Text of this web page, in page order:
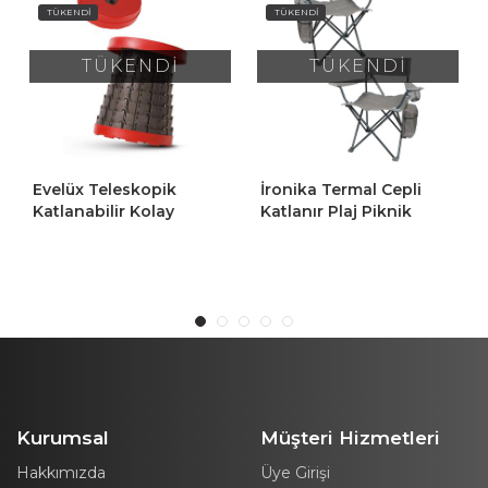
TÜKENDİ
TÜKENDİ
İronika Termal Cepli
Katlanır Plaj Piknik
TÜKENDİ
TÜKENDİ
İronika Termal Cepli
Katlanır Plaj Piknik
Kurumsal
Hakkımızda
Müşteri Hizmetleri
Üye Girişi